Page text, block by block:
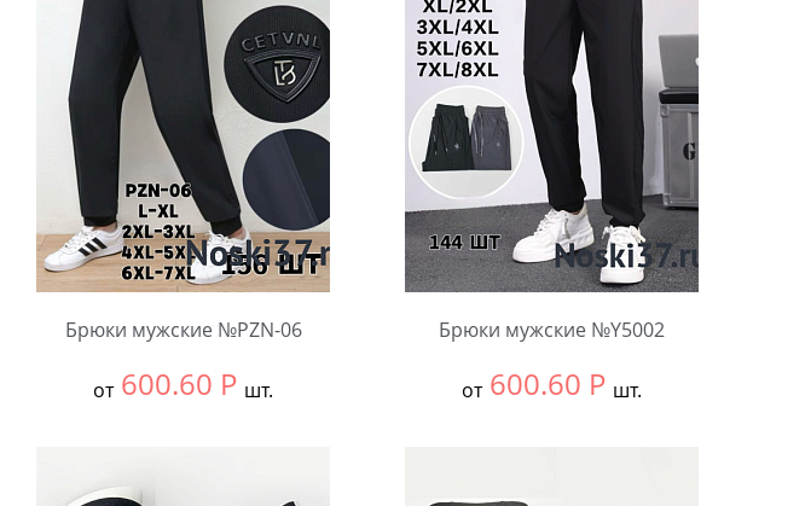
Брюки мужские №PZN-06
от 600.60 Р шт.
Брюки мужские №Y5002
от 600.60 Р шт.